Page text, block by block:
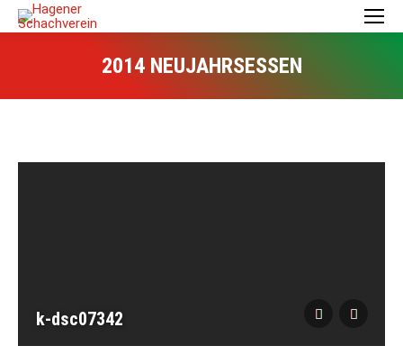
2014 NEUJAHRSESSEN
k-dsc07342